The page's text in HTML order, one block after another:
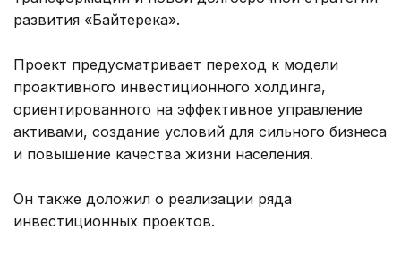
развития «Байтерека».
Проект предусматривает переход к модели
проактивного инвестиционного холдинга,
ориентированного на эффективное управление
активами, создание условий для сильного бизнеса
и повышение качества жизни населения.
Он также доложил о реализации ряда
инвестиционных проектов.